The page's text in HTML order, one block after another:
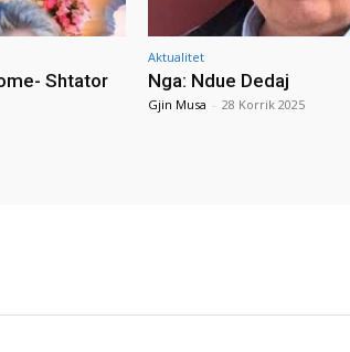
Shtator
Aktualitet
Nga: Ndue Dedaj
Gjin Musa - 28 Korrik 2025